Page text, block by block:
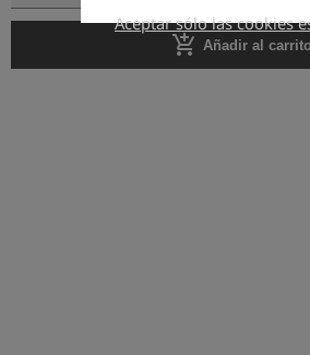
Aceptar sólo las cookies
add_shopping_cart Añadir al